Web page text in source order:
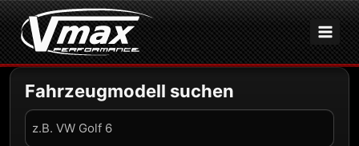
Zum
Inhalt
springen
Fahrzeugmodell suchen
Fahrzeug
suchen